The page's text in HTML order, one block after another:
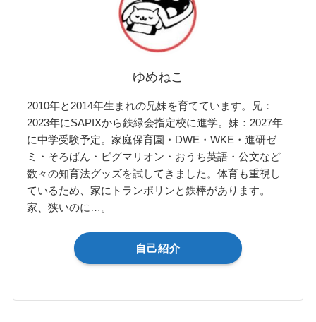
ゆめねこ
2010年と2014年生まれの兄妹を育てています。兄：
2023年にSAPIXから鉄緑会指定校に進学。妹：2027年
に中学受験予定。家庭保育園・DWE・WKE・進研ゼ
ミ・そろばん・ピグマリオン・おうち英語・公文など
数々の知育法グッズを試してきました。体育も重視し
ているため、家にトランポリンと鉄棒があります。
家、狭いのに…。
自己紹介